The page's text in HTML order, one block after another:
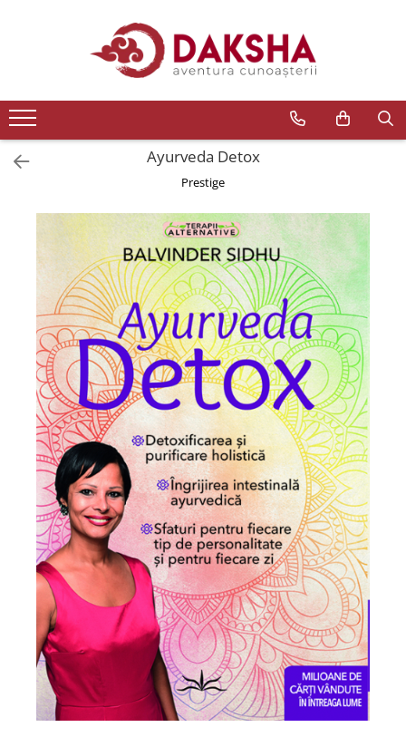
Editura Daksha
Seria Radu Cinamar
Seria Anton Parks
Seria Immanuel Velikovsky
Dezvăluiri
Spiritualitate
Extratereștrii
OZN
Transformare spirituală
Psihologie
Dezvoltare personală
Astrologie
Știință
Seria Montauk
Mistere
Seria Chico Xavier
Seria Helena Blavatsky
Oracole
Sănătate
Umor
Ficțiune
Viata după moarte
Ayurveda Detox
Prestige